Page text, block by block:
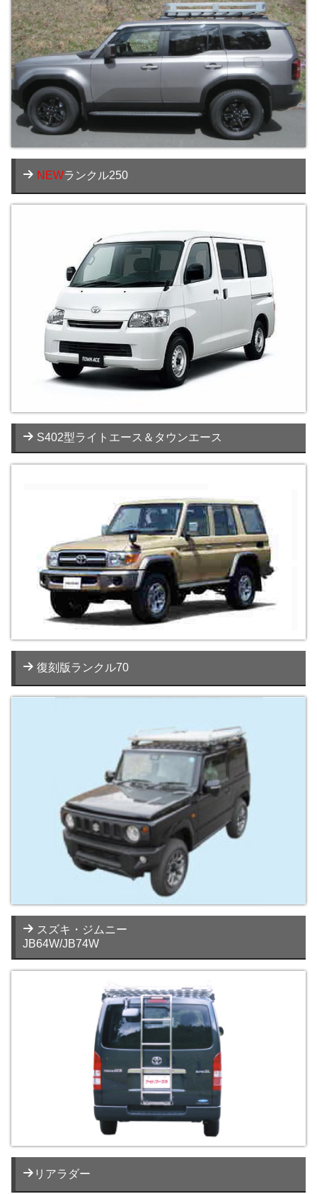
NEWランクル250
S402型ライトエース＆タウンエース
復刻版ランクル70
スズキ・ジムニー
JB64W/JB74W
リアラダー